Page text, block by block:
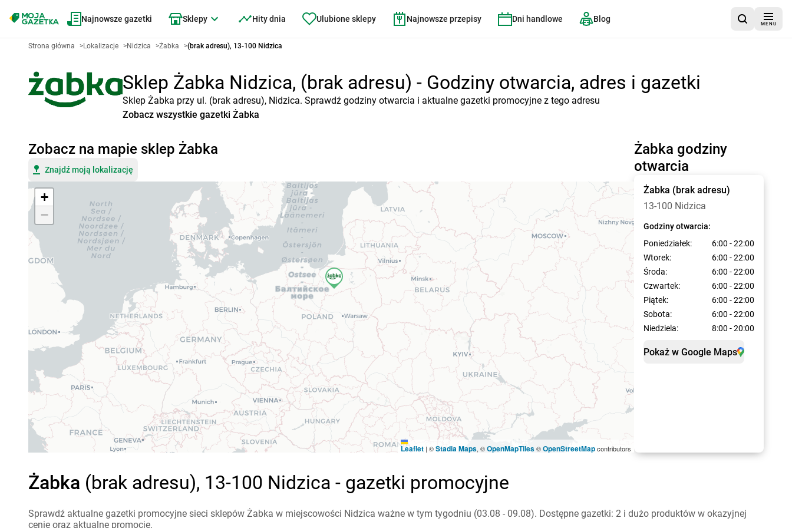
Najnowsze gazetki Sklepy Hity dnia Ulubione sklepy Najnowsze przepisy Dni handlowe Blog
MENU
Strona główna >Lokalizacje >Nidzica >Żabka >(brak adresu), 13-100 Nidzica
Sklep Żabka Nidzica, (brak adresu) - Godziny otwarcia, adres i gazetki
Sklep Żabka przy ul. (brak adresu), Nidzica. Sprawdź godziny otwarcia i aktualne gazetki promocyjne z tego adresu
Zobacz wszystkie gazetki Żabka
Żabka godziny
otwarcia
Żabka (brak adresu)
13-100 Nidzica
Godziny otwarcia:
Poniedziałek:
6:00 - 22:00
Wtorek:
6:00 - 22:00
Środa:
6:00 - 22:00
Czwartek:
6:00 - 22:00
Piątek:
6:00 - 22:00
Sobota:
6:00 - 22:00
Niedziela:
8:00 - 20:00
Pokaż w Google Maps
Zobacz na mapie sklep Żabka
Znajdź moją lokalizację
+
−
Leaflet | ©Stadia Maps, ©OpenMapTiles©OpenStreetMapcontributors
Żabka (brak adresu), 13-100 Nidzica - gazetki promocyjne
Sprawdź aktualne gazetki promocyjne sieci sklepów Żabka w miejscowości Nidzica ważne w tym tygodniu (03.08 - 09.08). Dostępne gazetki: 2 i dużo produktów w okazyjnej
cenie oraz aktualne promocje.